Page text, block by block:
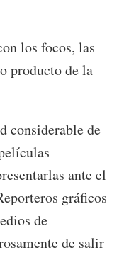
los focos, las
producto de la
considerable de
ante el
gráficos
de
de salir